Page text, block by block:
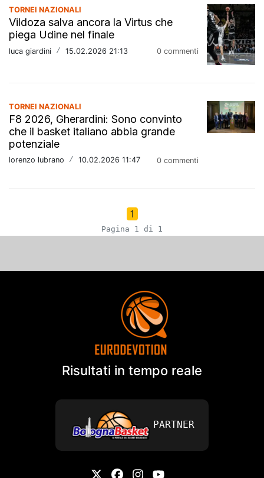
TORNEI NAZIONALI
Vildoza salva ancora la Virtus che
piega Udine nel finale
luca giardini / 15.02.2026 21:13 0 commenti
TORNEI NAZIONALI
F8 2026, Gherardini: Sono convinto
che il basket italiano abbia grande
potenziale
lorenzo lubrano / 10.02.2026 11:47 0 commenti
1
Pagina 1 di 1
Risultati in tempo reale
PARTNER